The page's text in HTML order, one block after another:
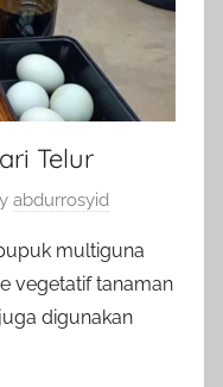
Telur
abdurrosyid
multiguna
vegetatif tanaman
digunakan